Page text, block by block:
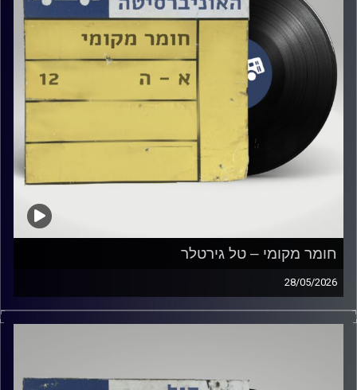
חומר מקומי – טל גירטלר
28/05/2026
שעה של מוזיקה ישראלית עם טל גירטלר